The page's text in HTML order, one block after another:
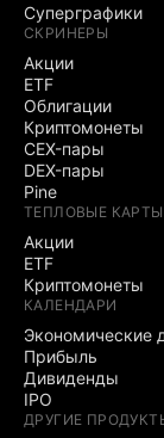
Суперграфики
СКРИНЕРЫ
Акции
ETF
Облигации
Криптомонеты
CEX-пары
DEX-пары
Pine
ТЕПЛОВЫЕ КАРТЫ
Акции
ETF
Криптомонеты
КАЛЕНДАРИ
Экономические
Прибыль
Дивиденды
IPO
ДРУГИЕ